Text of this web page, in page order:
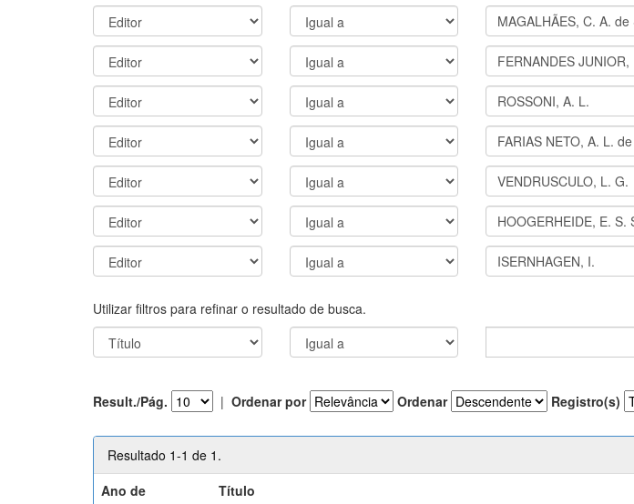
Utilizar filtros para refinar o resultado de busca.
Result./Pág. | Ordenar por Ordenar Registro(s)
Resultado 1-1 de 1.
Ano de
Título